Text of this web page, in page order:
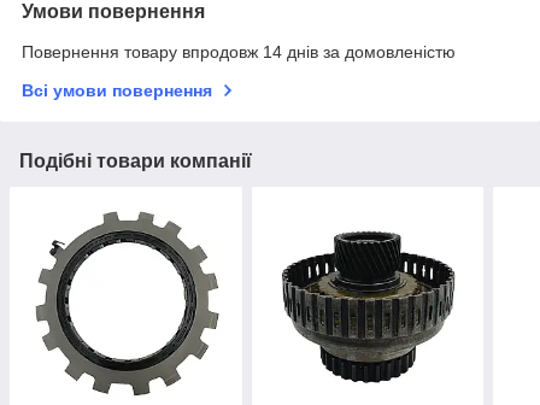
Умови повернення
Повернення товару впродовж 14 днів за домовленістю
Всі умови повернення
Подібні товари компанії